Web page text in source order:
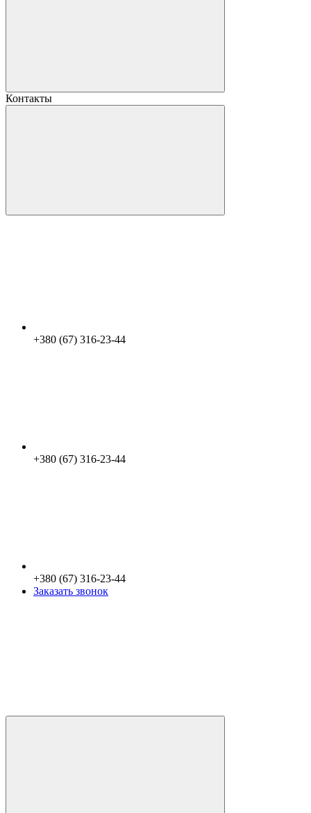
Контакты
+380 (67) 316-23-44
+380 (67) 316-23-44
+380 (67) 316-23-44
Заказать звонок